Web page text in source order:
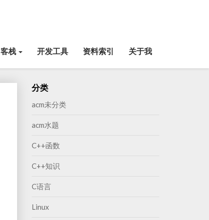
客栈 开发工具 资料索引 关于我
分类
acm未分类
acm水题
C++函数
C++知识
C语言
Linux